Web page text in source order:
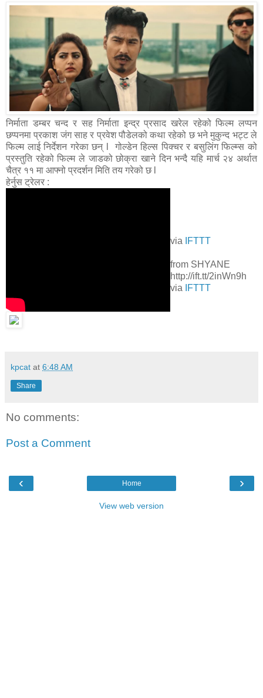
निर्माता डम्बर चन्द र सह निर्माता इन्द्र प्रसाद खरेल रहेको फिल्म लप्पन
छप्पनमा प्रकाश जंग साह र प्रवेश पौडेलको कथा रहेको छ भने मुकुन्द भट्ट ले
फिल्म लाई निर्देशन गरेका छन् l गोल्डेन हिल्स पिक्चर र बसुलिंग फिल्म्स को
प्रस्तुति रहेको फिल्म ले जाडको छोक्रा खाने दिन भन्दै यहि मार्च २४ अर्थात
चैत्र ११ मा आफ्नो प्रदर्शन मिति तय गरेको छ l
हेर्नुस ट्रेलर :
via IFTTT
from SHYANE
http://ift.tt/2inWn9h
via
IFTTT
kpcat at 6:48 AM
Share
No comments:
Post a Comment
‹ ›
Home
View web version